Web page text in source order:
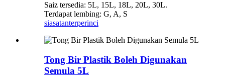
Saiz tersedia: 5L, 15L, 18L, 20L, 30L.
Terdapat lembing: G, A, S
siasatanterperinci
Tong Bir Plastik Boleh Digunakan
Semula 5L